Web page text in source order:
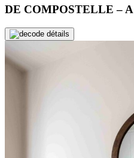
DE COMPOSTELLE – A
de détails